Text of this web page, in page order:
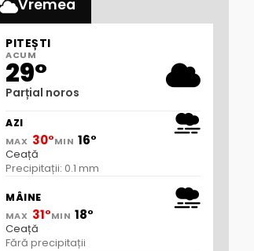
Vremea
PITEȘTI
ACUM
29°
Parțial noros
AZI
MAX 30°MIN 16°
Ceață
Precipitații: 0.1 mm
MÂINE
MAX 31°MIN 18°
Ceață
Fără precipitații